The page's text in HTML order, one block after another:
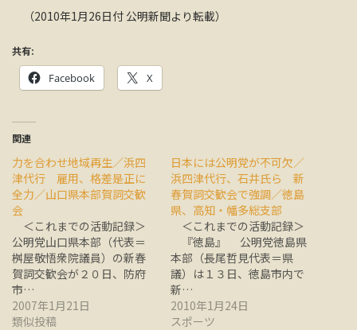
（2010年1月26日付 公明新聞より転載）
共有:
Facebook X
関連
力を合わせ地域再生／浜四
津代行 雇用、格差是正に
全力／山口県本部賀詞交歓
会
＜これまでの活動記録＞
公明党山口県本部（代表＝
桝屋敬悟衆院議員）の新春
賀詞交歓会が２０日、防府
市…
2007年1月21日
類似投稿
日本には公明党が不可欠／
浜四津代行、石井氏ら 新
春賀詞交歓会で強調／徳島
県、高知・幡多総支部
＜これまでの活動記録＞
『徳島』 公明党徳島県
本部（長尾哲見代表＝県
議）は１３日、徳島市内で
新…
2010年1月24日
スポーツ